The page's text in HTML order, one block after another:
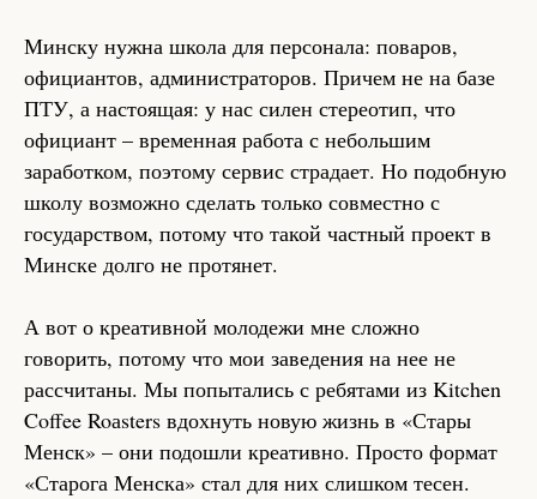
Минску нужна школа для персонала: поваров,
официантов, администраторов. Причем не на базе
ПТУ, а настоящая: у нас силен стереотип, что
официант – временная работа с небольшим
заработком, поэтому сервис страдает. Но подобную
школу возможно сделать только совместно с
государством, потому что такой частный проект в
Минске долго не протянет.
А вот о креативной молодежи мне сложно
говорить, потому что мои заведения на нее не
рассчитаны. Мы попытались с ребятами из Kitchen
Coffee Roаsters вдохнуть новую жизнь в «Стары
Менск» – они подошли креативно. Просто формат
«Старога Менска» стал для них слишком тесен.